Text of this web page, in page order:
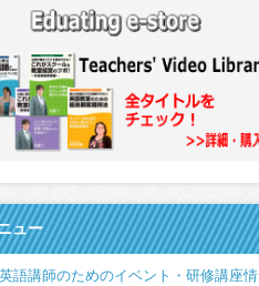
ュー
語講師のためのイベント・研修講座情